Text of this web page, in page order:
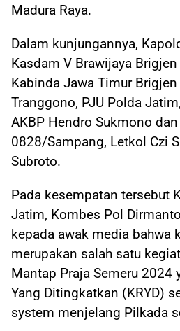
Madura Raya.
Dalam kunjungannya,
Kasdam V Brawijaya
Kabinda Jawa Timur
Tranggono, PJU Polda
AKBP Hendro Sukmono
0828/Sampang, Letkol Czi
Subroto.
Pada kesempatan tersebut
Jatim, Kombes Pol
kepada awak media bahwa
merupakan salah satu
Mantap Praja Semeru 2024
Yang Ditingkatkan (KRYD)
system menjelang Pilkada